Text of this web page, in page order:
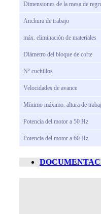
Dimensiones de la mesa de
Anchura de trabajo
máx. eliminación de materiales
Diámetro del bloque de corte
Nº cuchillos
Velocidades de avance
Mínimo máximo. altura de
Potencia del motor a 50 Hz
Potencia del motor a 60 Hz